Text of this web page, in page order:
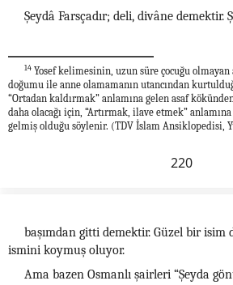
Şeydâ Farsçadır; deli, divâne demektir.
14 Yosef kelimesinin, uzun süre çocuğu olmayan
doğumu ile anne olamamanın utancından
“Ortadan kaldırmak” anlamına gelen asaf
daha olacağı için, “Artırmak, ilave etmek”
gelmiş olduğu söylenir. (TDV İslam Ansiklopedisi,
220
başımdan gitti demektir. Güzel bir isim
ismini koymuş oluyor.
Ama bazen Osmanlı şairleri “Şeyda